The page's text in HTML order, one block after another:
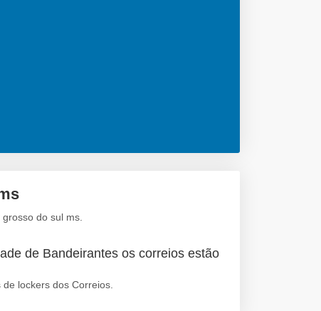
do sul ms.
de Bandeirantes os correios estão
lockers dos Correios.